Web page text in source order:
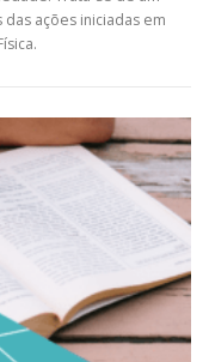
ações iniciadas em